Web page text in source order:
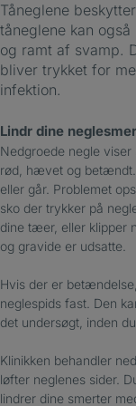
Tåneglene
tåneglene kan
og ramt af svamp.
bliver trykket for
infektion.
Lindr dine
Nedgroede negle
rød, hævet og
eller går. Problemet
sko der trykker på
dine tæer, eller klipper
og gravide er udsatte.
Hvis der er
neglespids fast. Den
det undersøgt, inden
Klinikken behandler
løfter neglenes sider.
lindrer dine smerter